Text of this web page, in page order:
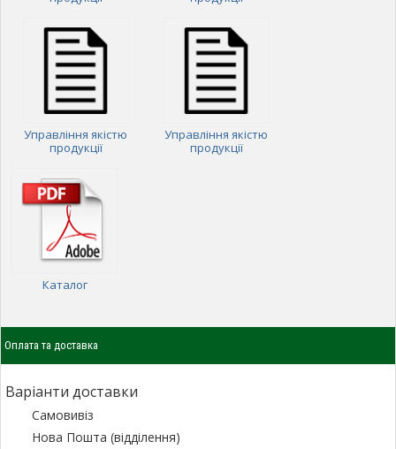
Управління якістю
продукції
Управління якістю
продукції
Каталог
Оплата та доставка
Варіанти доставки
Самовивіз
Нова Пошта (відділення)